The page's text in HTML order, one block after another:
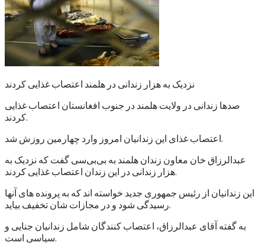
نزدیک به هزار زندانی در هلمند اعتصاب غذایی کردند
صدها زندانی در ولایت هلمند در جنوب افغانستان اعتصاب غذایی
کردند.
اعتصاب غذای این زندانیان امروز وارد چهارمین روزش شد.
عبدالرزاق خان معاون زندان هلمند به بی‌بی‌سی گفت که نزدیک به
هزار زندانی در این زندان اعتصاب غذایی کردند.
این زندانیان از رئیس جمهوری جدید خواسته اند که به پرونده های آنها
رسیدگی شود و در مجازات شان تخفیف بیاید.
به گفته آقای عبدالرزاق، اعتصاب کنندگان شامل زندانیان جنایی و
سیاسی است.